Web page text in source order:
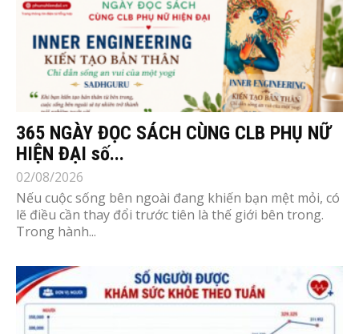
365 NGÀY ĐỌC SÁCH CÙNG CLB PHỤ NỮ
HIỆN ĐẠI số...
02/08/2026
Nếu cuộc sống bên ngoài đang khiến bạn mệt mỏi, có
lẽ điều cần thay đổi trước tiên là thế giới bên trong.
Trong hành...